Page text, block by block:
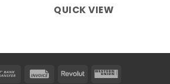
QUICK VIEW
Bank
Invoice RevolutWestern